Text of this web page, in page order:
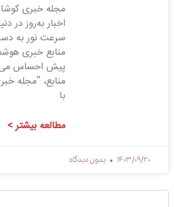
مجله خبری
اخبار به‌روز در
سرعت نور به
منابع خبری
پیش احساس
منابع، “مجله
با
مطالعه بیشتر >
1403/09/20 بدون دیدگاه